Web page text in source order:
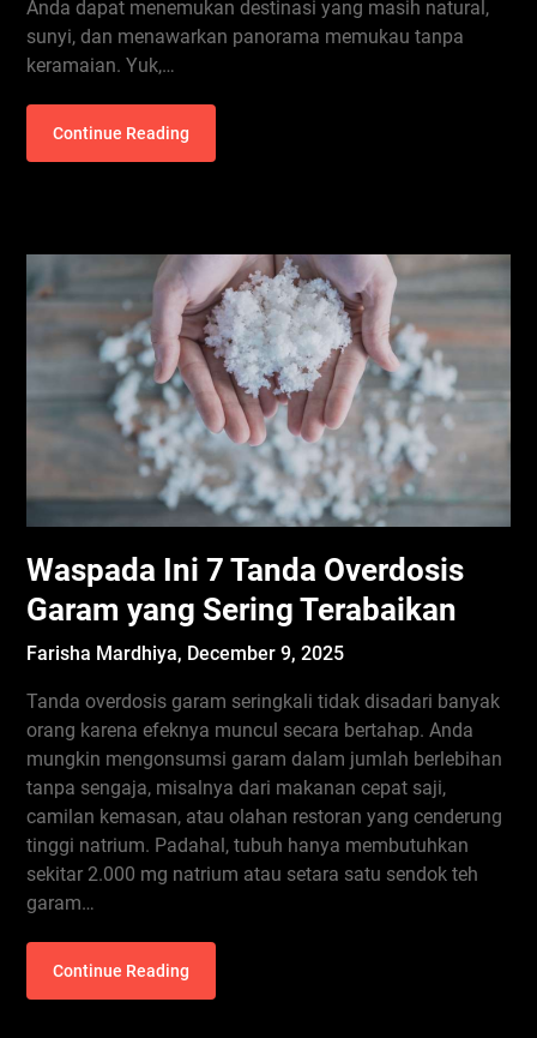
Anda dapat menemukan destinasi yang masih natural,
sunyi, dan menawarkan panorama memukau tanpa
keramaian. Yuk,…
Continue Reading
Waspada Ini 7 Tanda Overdosis
Garam yang Sering Terabaikan
Farisha Mardhiya, December 9, 2025
Tanda overdosis garam seringkali tidak disadari banyak
orang karena efeknya muncul secara bertahap. Anda
mungkin mengonsumsi garam dalam jumlah berlebihan
tanpa sengaja, misalnya dari makanan cepat saji,
camilan kemasan, atau olahan restoran yang cenderung
tinggi natrium. Padahal, tubuh hanya membutuhkan
sekitar 2.000 mg natrium atau setara satu sendok teh
garam…
Continue Reading